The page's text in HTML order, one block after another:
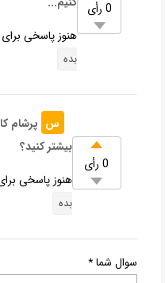
0 رأی
هنوز پاسخی
بده
0 رأی
س پرشام
بیشتر کنید؟
هنوز پاسخی
بده
سوال شما*